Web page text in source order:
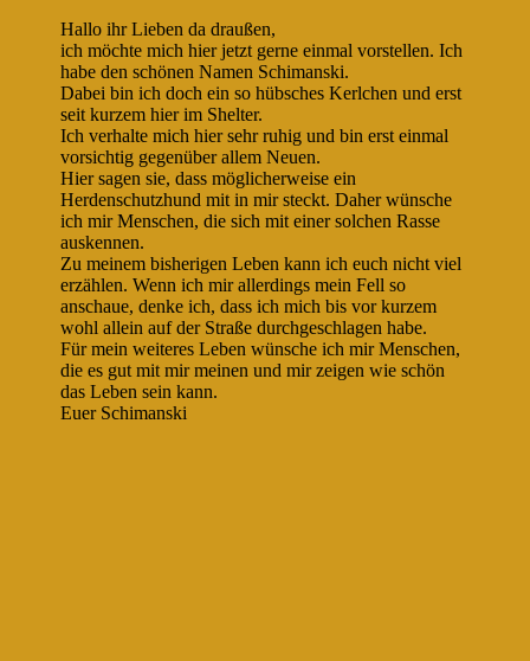
Hallo ihr Lieben da draußen,
ich möchte mich hier jetzt gerne einmal vorstellen. Ich
habe den schönen Namen Schimanski.
Dabei bin ich doch ein so hübsches Kerlchen und erst
seit kurzem hier im Shelter.
Ich verhalte mich hier sehr ruhig und bin erst einmal
vorsichtig gegenüber allem Neuen.
Hier sagen sie, dass möglicherweise ein
Herdenschutzhund mit in mir steckt. Daher wünsche
ich mir Menschen, die sich mit einer solchen Rasse
auskennen.
Zu meinem bisherigen Leben kann ich euch nicht viel
erzählen. Wenn ich mir allerdings mein Fell so
anschaue, denke ich, dass ich mich bis vor kurzem
wohl allein auf der Straße durchgeschlagen habe.
Für mein weiteres Leben wünsche ich mir Menschen,
die es gut mit mir meinen und mir zeigen wie schön
das Leben sein kann.
Euer Schimanski